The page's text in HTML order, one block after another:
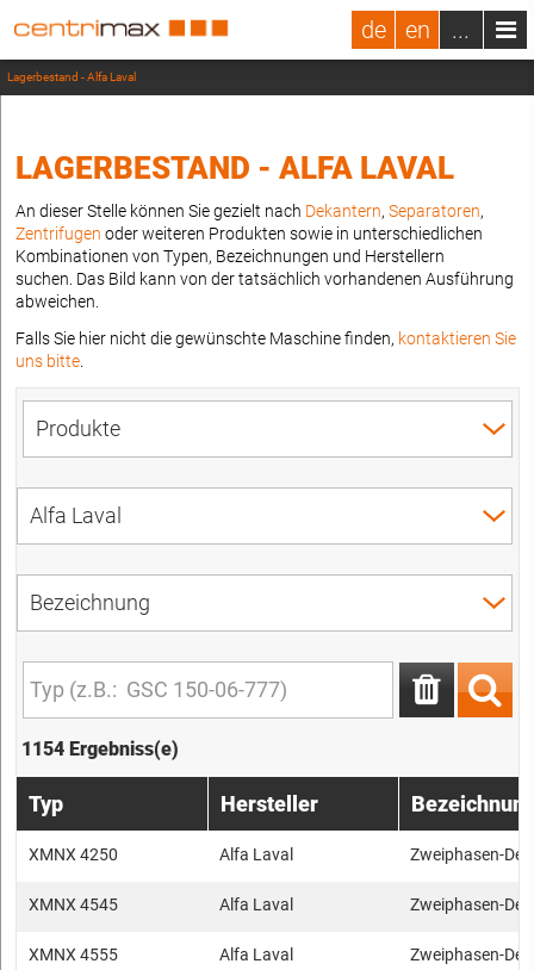
de en ...
Lagerbestand - Alfa Laval
LAGERBESTAND - ALFA LAVAL
An dieser Stelle können Sie gezielt nach Dekantern, Separatoren,
Zentrifugen oder weiteren Produkten sowie in unterschiedlichen
Kombinationen von Typen, Bezeichnungen und Herstellern
suchen. Das Bild kann von der tatsächlich vorhandenen Ausführung
abweichen.
Falls Sie hier nicht die gewünschte Maschine finden, kontaktieren Sie
uns bitte
1154 Ergebniss(e)
Typ Hersteller
XMNX 4250 Alfa Laval Zweiphasen-
XMNX 4545 Alfa Laval Zweiphasen-
XMNX 4555 Alfa Laval Zweiphasen-